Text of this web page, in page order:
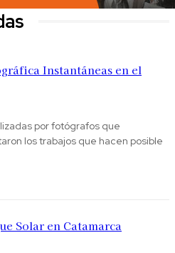
Instantáneas en el
por fotógrafos que
los trabajos que hacen posible
Solar en Catamarca